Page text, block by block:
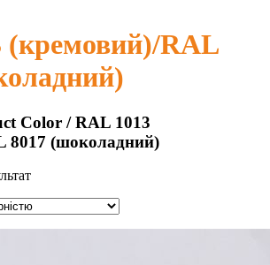
(кремовий)/RAL
Color / RAL 1013
8017 (шоколадний)